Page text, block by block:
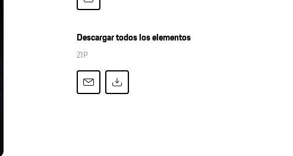
Descargar todos los elementos
ZIP